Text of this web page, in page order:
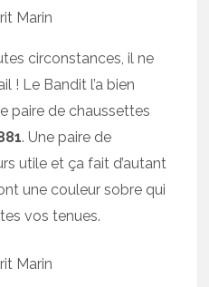
circonstances, il ne
! Le Bandit l’a bien
paire de chaussettes
. Une paire de
utile et ça fait d’autant
une couleur sobre qui
vos tenues.